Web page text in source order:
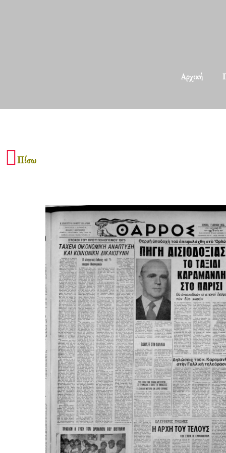
Αρχική
Πίσω